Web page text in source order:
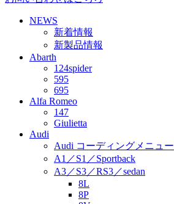
NEWS
新着情報
新製品情報
Abarth
124spider
595
695
Alfa Romeo
147
Giulietta
Audi
Audi コーディングメニュー
A1／S1／Sportback
A3／S3／RS3／sedan
8L
8P